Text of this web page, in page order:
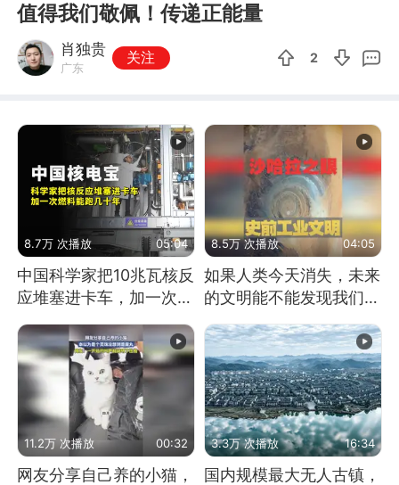
值得我们敬佩！传递正能量
肖独贵
广东
关注 2
8.7万 次播放 05:04
中国科学家把10兆瓦核反
应堆塞进卡车，加一次燃
料能跑几十年
8.5万 次播放 04:05
如果人类今天消失，未来
的文明能不能发现我们存
在过？
11.2万 次播放 00:32
网友分享自己养的小猫，
3.3万 次播放 16:34
国内规模最大无人古镇，